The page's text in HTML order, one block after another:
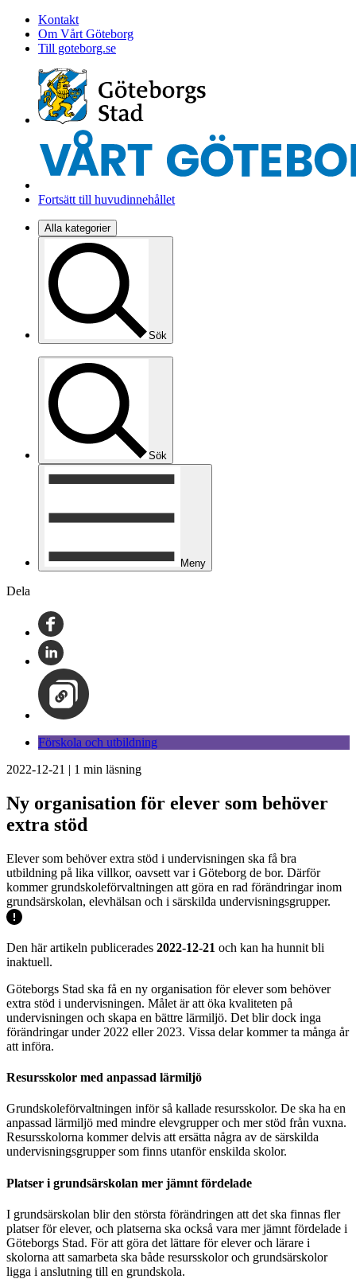
Kontakt
Om Vårt Göteborg
Till goteborg.se
Fortsätt till huvudinnehållet
Alla kategorier
Sök
Sök
Meny
Dela
Förskola och utbildning
2022-12-21 | 1 min läsning
Ny organisation för elever som behöver
extra stöd
Elever som behöver extra stöd i undervisningen ska få bra
utbildning på lika villkor, oavsett var i Göteborg de bor. Därför
kommer grundskoleförvaltningen att göra en rad förändringar inom
grundsärskolan, elevhälsan och i särskilda undervisningsgrupper.
Den här artikeln publicerades 2022-12-21 och kan ha hunnit bli
inaktuell.
Göteborgs Stad ska få en ny organisation för elever som behöver
extra stöd i undervisningen. Målet är att öka kvaliteten på
undervisningen och skapa en bättre lärmiljö. Det blir dock inga
förändringar under 2022 eller 2023. Vissa delar kommer ta många år
att införa.
Resursskolor med anpassad lärmiljö
Grundskoleförvaltningen inför så kallade resursskolor. De ska ha en
anpassad lärmiljö med mindre elevgrupper och mer stöd från vuxna.
Resursskolorna kommer delvis att ersätta några av de särskilda
undervisningsgrupper som finns utanför enskilda skolor.
Platser i grundsärskolan mer jämnt fördelade
I grundsärskolan blir den största förändringen att det ska finnas fler
platser för elever, och platserna ska också vara mer jämnt fördelade i
Göteborgs Stad. För att göra det lättare för elever och lärare i
skolorna att samarbeta ska både resursskolor och grundsärskolor
ligga i anslutning till en grundskola.